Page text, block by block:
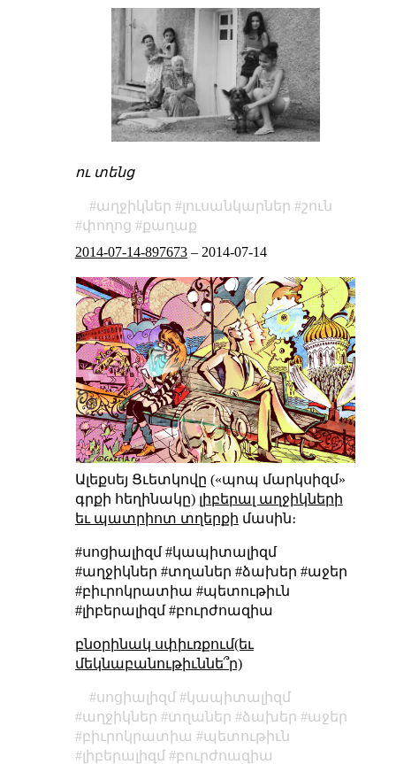
ու տենց
աղջիկներ լուսանկարներ
շուն
փողոց
քաղաք
2014-07-14-897673– 2014-07-14
Ալեքսեյ Ցւետկովը («պոպ մարկսիզմ»
գրքի հեղինակը) լիբերալ աղջիկների
եւ պատրիոտ տղերքի մասին։
#սոցիալիզմ #կապիտալիզմ
#աղջիկներ #տղաներ #ձախեր #աջեր
#բիւրոկրատիա #պետութիւն
#լիբերալիզմ #բուրժոազիա
բնօրինակ սփիւռքում(եւ
մեկնաբանութիւննե՞ր)
սոցիալիզմ
կապիտալիզմ
աղջիկներ
տղաներ ձախեր
աջեր
բիւրոկրատիա
պետութիւն
լիբերալիզմ
բուրժոազիա